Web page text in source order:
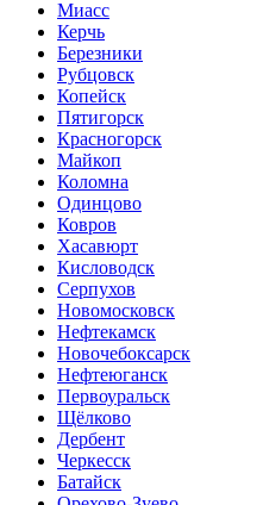
Миасс
Керчь
Березники
Рубцовск
Копейск
Пятигорск
Красногорск
Майкоп
Коломна
Одинцово
Ковров
Хасавюрт
Кисловодск
Серпухов
Новомосковск
Нефтекамск
Новочебоксарск
Нефтеюганск
Первоуральск
Щёлково
Дербент
Черкесск
Батайск